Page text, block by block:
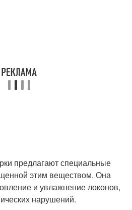
предлагают специальные
этим веществом. Она
и увлажнение локонов,
нарушений.